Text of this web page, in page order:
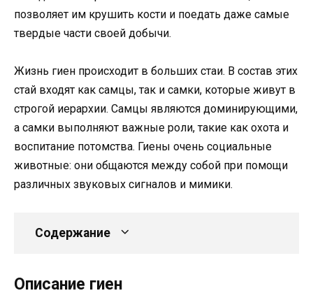
позволяет им крушить кости и поедать даже самые
твердые части своей добычи.
Жизнь гиен происходит в больших стаи. В состав этих
стай входят как самцы, так и самки, которые живут в
строгой иерархии. Самцы являются доминирующими,
а самки выполняют важные роли, такие как охота и
воспитание потомства. Гиены очень социальные
животные: они общаются между собой при помощи
различных звуковых сигналов и мимики.
Содержание
Описание гиен